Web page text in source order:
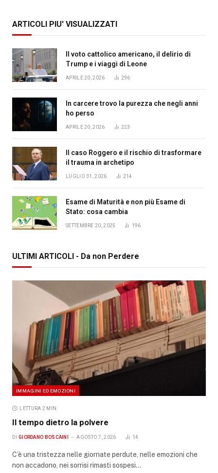
ARTICOLI PIU' VISUALIZZATI
Il voto cattolico americano, il delirio di
Trump e i viaggi di Leone
APRILE 20, 2026 296
In carcere trovo la purezza che negli anni
ho perso
APRILE 20, 2026 223
Il caso Roggero e il rischio di trasformare
il trauma in archetipo
LUGLIO 31, 2026 214
Esame di Maturità e non più Esame di
Stato: cosa cambia
SETTEMBRE 20, 2025 196
ULTIMI ARTICOLI - Da non Perdere
IMMAGINI ED EMOZIONI
LETTURA 2 MIN.
Il tempo dietro la polvere
DI GIORDANO BOSCAINI AGOSTO 7, 2026 14
C’è una tristezza nelle giornate perdute, nelle emozioni che
non accadono, nei sorrisi rimasti sospesi…